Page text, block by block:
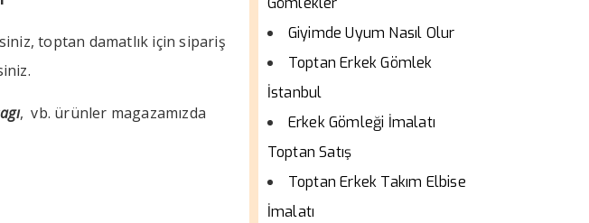
toptan damatlık için sipariş
, vb. ürünler magazamızda
Giyimde Uyum Nasıl Olur
Toptan Erkek Gömlek
İstanbul
Erkek Gömleği İmalatı
Toptan Satış
Toptan Erkek Takım Elbise
İmalatı